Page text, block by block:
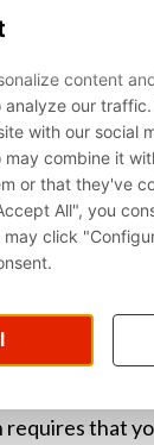
that